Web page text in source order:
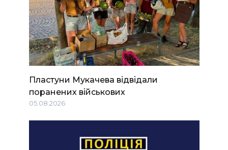
Пластуни Мукачева відвідали
поранених військових
05.08.2026